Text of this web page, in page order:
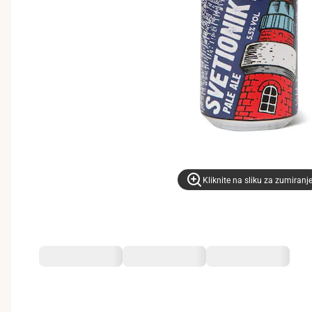
Kliknite na sliku za zumiranje